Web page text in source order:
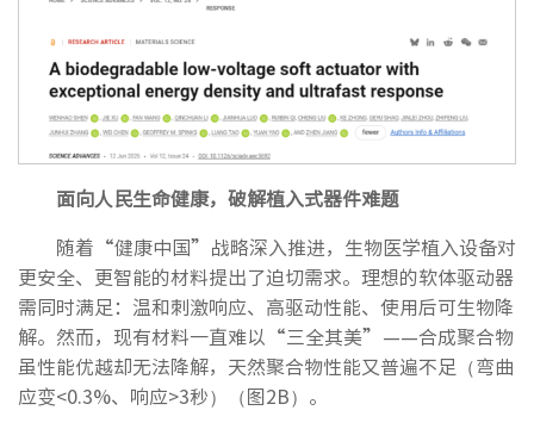
面向人民生命健康，破解植入式器件难题
随着“健康中国”战略深入推进，生物医学植入设备对
更安全、更智能的材料提出了迫切需求。理想的软体驱动器
需同时满足：温和刺激响应、高驱动性能、使用后可生物降
解。然而，现有材料一直难以“三全其美”——合成聚合物
虽性能优越却无法降解，天然聚合物性能又普遍不足（弯曲
应变<0.3%、响应>3秒）（图2B）。